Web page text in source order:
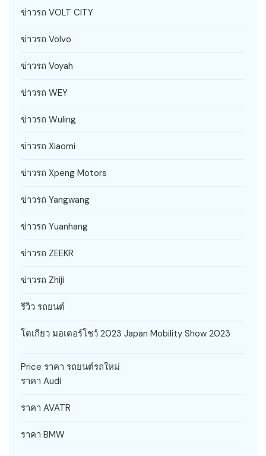
ข่าวรถ VOLT CITY
ข่าวรถ Volvo
ข่าวรถ Voyah
ข่าวรถ WEY
ข่าวรถ Wuling
ข่าวรถ Xiaomi
ข่าวรถ Xpeng Motors
ข่าวรถ Yangwang
ข่าวรถ Yuanhang
ข่าวรถ ZEEKR
ข่าวรถ Zhiji
รีวิว รถยนต์
โตเกียว มอเตอร์โชว์ 2023 Japan Mobility Show 2023
Price ราคา รถยนต์รถใหม่
ราคา Audi
ราคา AVATR
ราคา BMW